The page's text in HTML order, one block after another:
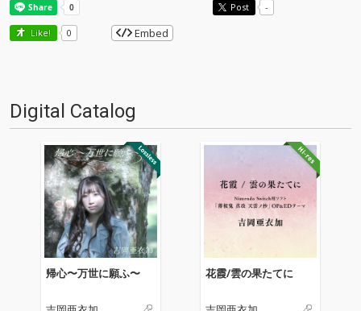
Post -
Like! 0 Embed
Digital Catalog
帰心〜万世に願ふ〜 花霞/雲の果たてに